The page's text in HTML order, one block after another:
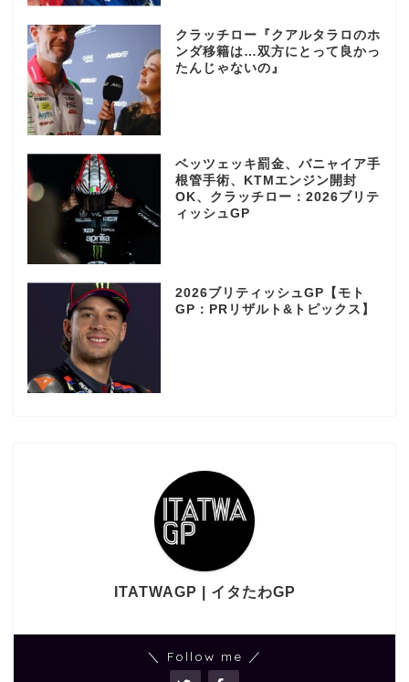
クラッチロー『クアルタラロのホ
ンダ移籍は…双方にとって良かっ
たんじゃないの』
ベッツェッキ罰金、バニャイア手
根管手術、KTMエンジン開封
OK、クラッチロー：2026ブリテ
ィッシュGP
2026ブリティッシュGP【モト
GP：PRリザルト&トピックス】
ITATWAGP | イタたわGP
＼ Follow me ／